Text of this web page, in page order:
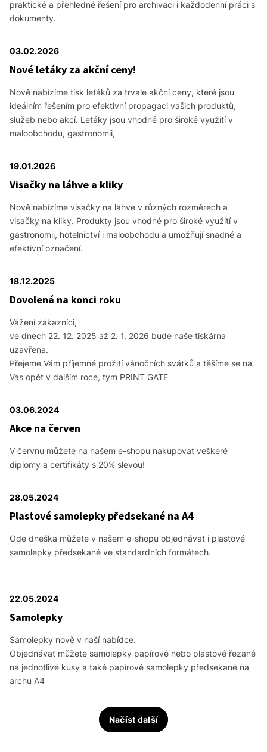
praktické a přehledné řešení pro archivaci i každodenní práci s
dokumenty.
03.02.2026
Nové letáky za akční ceny!
Nově nabízíme tisk letáků za trvale akční ceny, které jsou
ideálním řešením pro efektivní propagaci vašich produktů,
služeb nebo akcí. Letáky jsou vhodné pro široké využití v
maloobchodu, gastronomii,
19.01.2026
Visačky na láhve a kliky
Nově nabízíme visačky na láhve v různých rozměrech a
visačky na kliky. Produkty jsou vhodné pro široké využití v
gastronomii, hotelnictví i maloobchodu a umožňují snadné a
efektivní označení.
18.12.2025
Dovolená na konci roku
Vážení zákazníci,
ve dnech 22. 12. 2025 až 2. 1. 2026 bude naše tiskárna
uzavřena.
Přejeme Vám příjemné prožití vánočních svátků a těšíme se na
Vás opět v dalším roce, tým PRINT GATE
03.06.2024
Akce na červen
V červnu můžete na našem e-shopu nakupovat veškeré
diplomy a certifikáty s 20% slevou!
28.05.2024
Plastové samolepky předsekané na A4
Ode dneška můžete v našem e-shopu objednávat i plastové
samolepky předsekané ve standardních formátech.
22.05.2024
Samolepky
Samolepky nově v naší nabídce.
Objednávat můžete samolepky papírové nebo plastové řezané
na jednotlivé kusy a také papírové samolepky předsekané na
archu A4
Načíst další